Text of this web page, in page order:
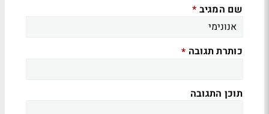
שם המגיב *
כותרת תגובה *
תוכן התגובה